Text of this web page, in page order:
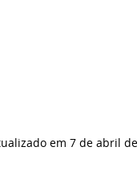
em 7 de abril